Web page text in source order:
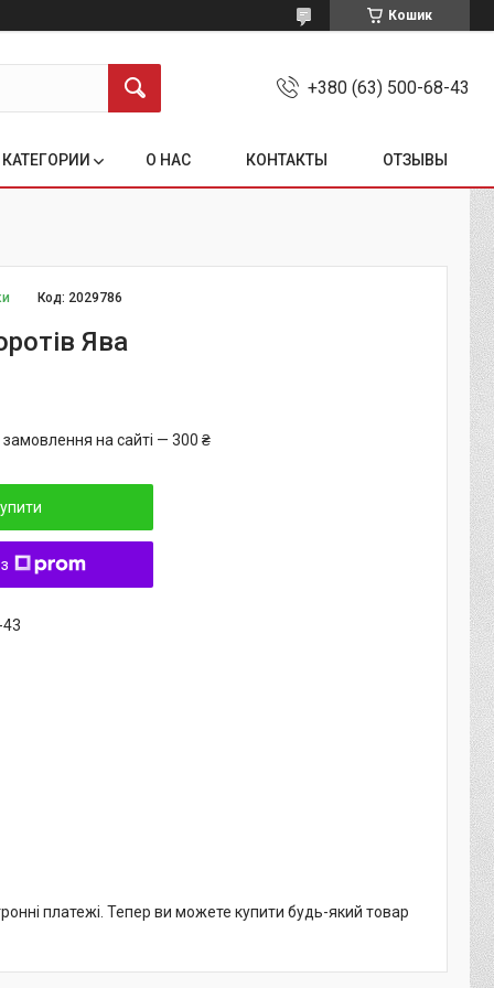
Кошик
+380 (63) 500-68-43
КАТЕГОРИИ О НАС КОНТАКТЫ ОТЗЫВЫ
Код: 2029786
Ява
на сайті — 300 ₴
платежі. Тепер ви можете купити будь-який товар